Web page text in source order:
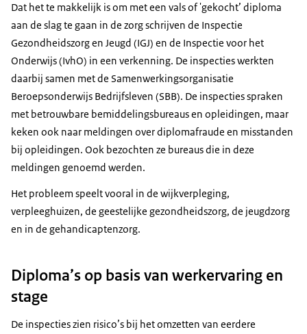
Dat het te makkelijk is om met een vals of 'gekocht’ diploma
aan de slag te gaan in de zorg schrijven de Inspectie
Gezondheidszorg en Jeugd (IGJ) en de Inspectie voor het
Onderwijs (IvhO) in een verkenning. De inspecties werkten
daarbij samen met de Samenwerkingsorganisatie
Beroepsonderwijs Bedrijfsleven (SBB). De inspecties spraken
met betrouwbare bemiddelingsbureaus en opleidingen, maar
keken ook naar meldingen over diplomafraude en misstanden
bij opleidingen. Ook bezochten ze bureaus die in deze
meldingen genoemd werden.
Het probleem speelt vooral in de wijkverpleging,
verpleeghuizen, de geestelijke gezondheidszorg, de jeugdzorg
en in de gehandicaptenzorg.
Diploma’s op basis van werkervaring en
stage
De inspecties zien risico’s bij het omzetten van eerdere